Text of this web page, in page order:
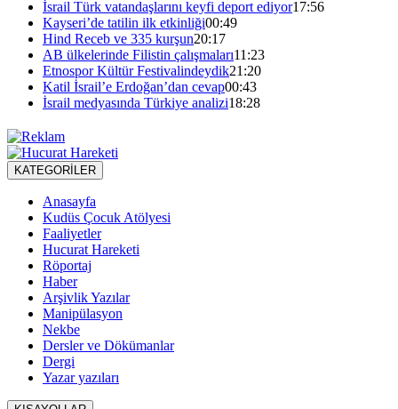
İsrail Türk vatandaşlarını keyfi deport ediyor17:56
Kayseri’de tatilin ilk etkinliği00:49
Hind Receb ve 335 kurşun20:17
AB ülkelerinde Filistin çalışmaları11:23
Etnospor Kültür Festivalindeydik21:20
Katil İsrail’e Erdoğan’dan cevap00:43
İsrail medyasında Türkiye analizi18:28
KATEGORİLER
Anasayfa
Kudüs Çocuk Atölyesi
Faaliyetler
Hucurat Hareketi
Röportaj
Haber
Arşivlik Yazılar
Manipülasyon
Nekbe
Dersler ve Dökümanlar
Dergi
Yazar yazıları